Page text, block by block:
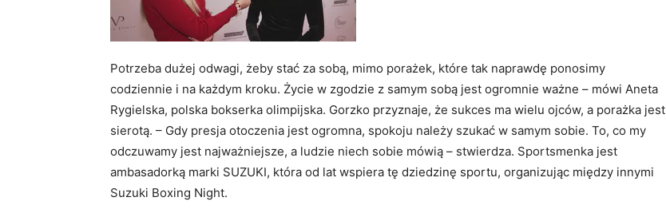
Potrzeba dużej odwagi, żeby stać za sobą, mimo porażek, które tak naprawdę ponosimy
codziennie i na każdym kroku. Życie w zgodzie z samym sobą jest ogromnie ważne – mówi Aneta
Rygielska, polska bokserka olimpijska. Gorzko przyznaje, że sukces ma wielu ojców, a porażka jest
sierotą. – Gdy presja otoczenia jest ogromna, spokoju należy szukać w samym sobie. To, co my
odczuwamy jest najważniejsze, a ludzie niech sobie mówią – stwierdza. Sportsmenka jest
ambasadorką marki SUZUKI, która od lat wspiera tę dziedzinę sportu, organizując między innymi
Suzuki Boxing Night.